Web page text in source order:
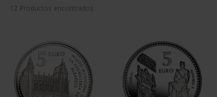
12 Productos encontrados